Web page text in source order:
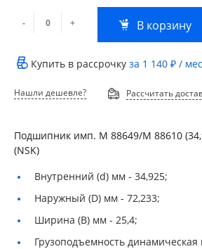
- + В корзину
Купить в рассрочку за 1 140 ₽ /
Нашли дешевле? Рассчитать
Подшипник имп. M 88649/М 88610
(NSK)
Внутренний (d) мм - 34,925;
Наружный (D) мм - 72,233;
Ширина (B) мм - 25,4;
Грузоподъемность динамическая